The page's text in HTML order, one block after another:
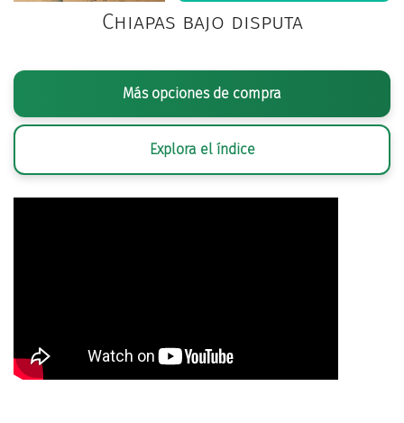
Chiapas bajo disputa
Más opciones de compra
Explora el índice